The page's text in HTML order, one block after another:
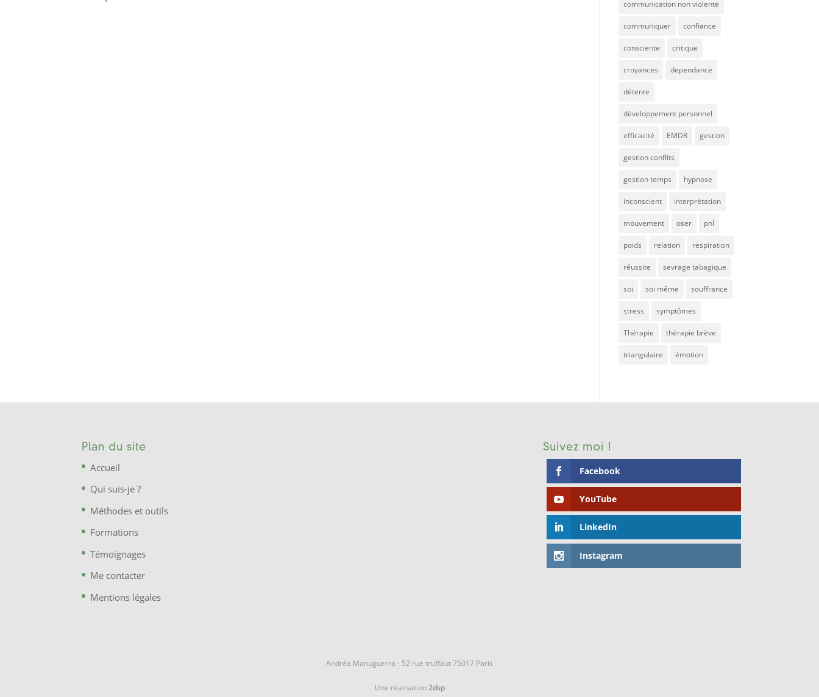
communication non violente
communiquer confiance
consciente critique
croyances dependance
détente
développement personnel
efficacité EMDR gestion
gestion conflits
gestion temps hypnose
inconscient interprétation
mouvement oser pnl
poids relation respiration
réussite sevrage tabagique
soi soi même souffrance
stress symptômes
Thérapie thérapie brève
triangulaire émotion
Plan du site
Accueil
Qui suis-je ?
Méthodes et outils
Formations
Témoignages
Me contacter
Mentions légales
Suivez moi !
Facebook
YouTube
LinkedIn
Instagram
Andréa Manuguerra - 52 rue truffaut 75017 Paris
Une réalisation2dsp